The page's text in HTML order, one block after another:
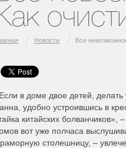
Новости Все
в доме двое детей, делать
удобно устроившись в
китайских
вот уже полчаса
столешницу, –